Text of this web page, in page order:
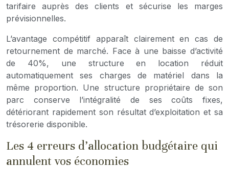
tarifaire auprès des clients et sécurise les marges
prévisionnelles.
L’avantage compétitif apparaît clairement en cas de
retournement de marché. Face à une baisse d’activité
de 40%, une structure en location réduit
automatiquement ses charges de matériel dans la
même proportion. Une structure propriétaire de son
parc conserve l’intégralité de ses coûts fixes,
détériorant rapidement son résultat d’exploitation et sa
trésorerie disponible.
Les 4 erreurs d’allocation budgétaire qui
annulent vos économies